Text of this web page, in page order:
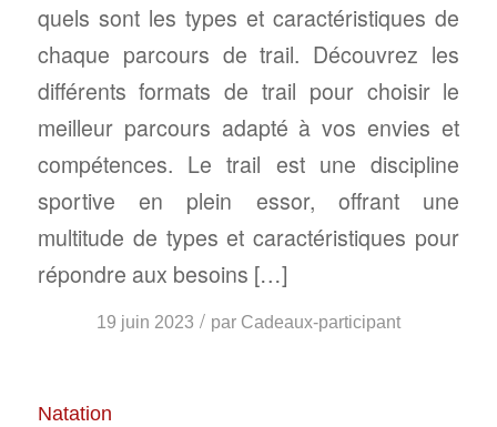
quels sont les types et caractéristiques de
chaque parcours de trail. Découvrez les
différents formats de trail pour choisir le
meilleur parcours adapté à vos envies et
compétences. Le trail est une discipline
sportive en plein essor, offrant une
multitude de types et caractéristiques pour
répondre aux besoins […]
19 juin 2023 / par Cadeaux-participant
Natation